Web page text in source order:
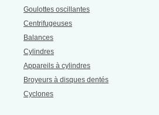
Goulottes oscillantes
Centrifugeuses
Balances
Cylindres
Appareils à cylindres
Broyeurs à disques dentés
Cyclones